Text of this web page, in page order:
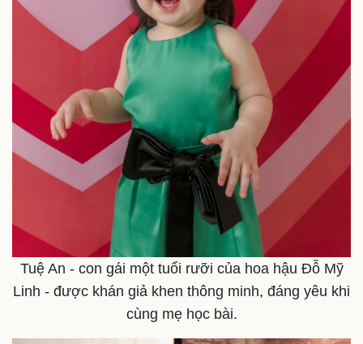
Tuệ An - con gái một tuổi rưỡi của hoa hậu Đỗ Mỹ
Linh - được khán giả khen thông minh, đáng yêu khi
cùng mẹ học bài.